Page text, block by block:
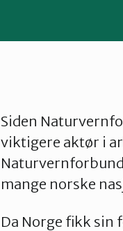
Siden
viktigere aktør i
mange norske
Da Norge fikk sin